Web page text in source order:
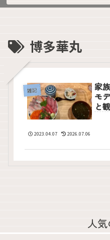
博多華丸
雑記
家
モ
と
2023.04.07 2026.07.06
人